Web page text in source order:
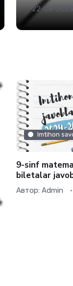
22-08-
Imtihon
9-sinf
biletalar
Автор: Admin